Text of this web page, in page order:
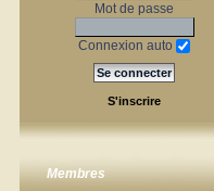
Mot de passe
Connexion auto
S'inscrire
Membres